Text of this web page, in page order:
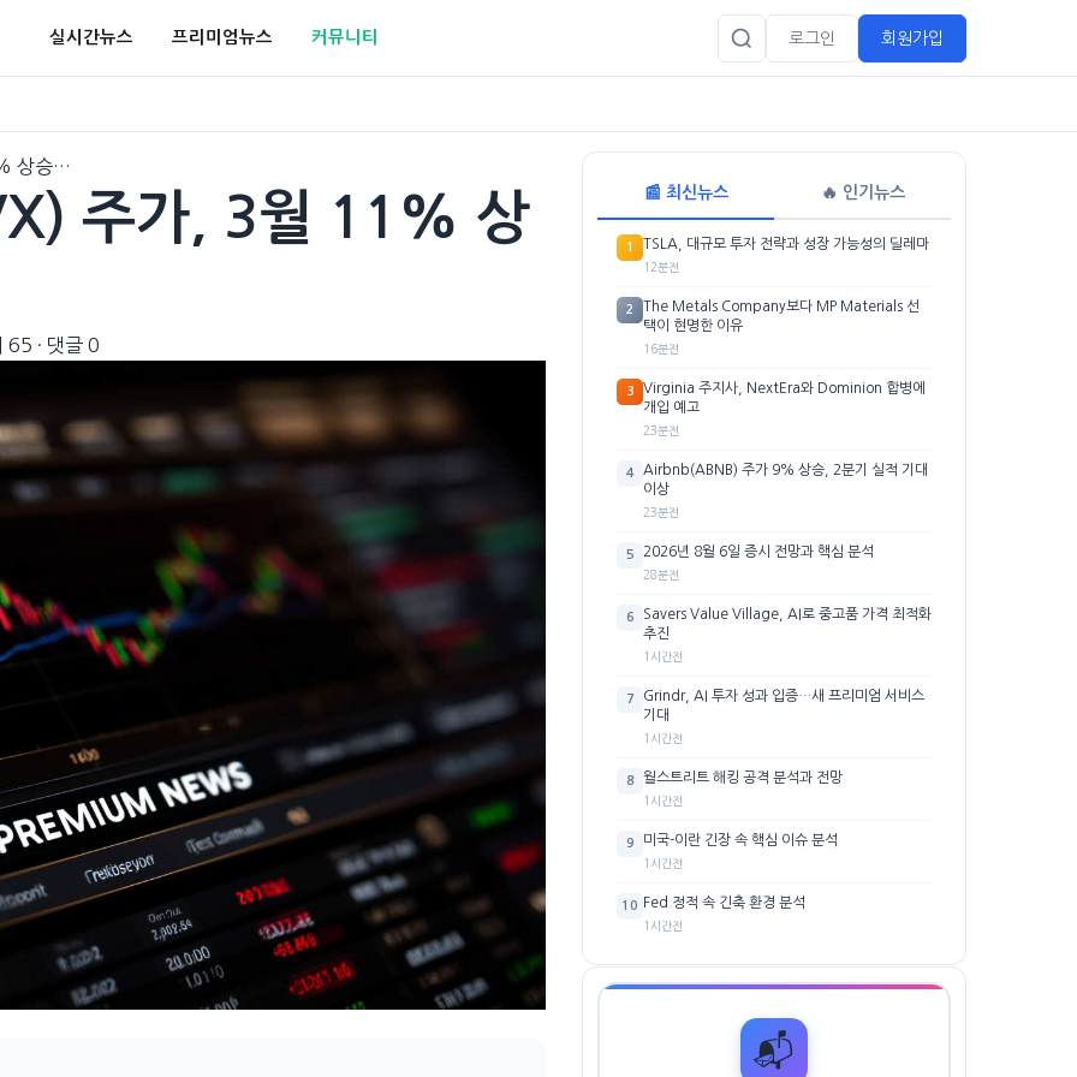
실시간뉴스 프리미엄뉴스 커뮤니티 로그인 회원가입
상승…
주가, 3월 11% 상
65 · 댓글 0
📰 최신뉴스 🔥 인기뉴스
1 TSLA, 대규모 투자 전략과 성장 가능성의 딜레마
12분전
2
The Metals Company보다 MP Materials 선
택이 현명한 이유
16분전
3
Virginia 주지사, NextEra와 Dominion 합병에
개입 예고
23분전
4
Airbnb(ABNB) 주가 9% 상승, 2분기 실적 기대
이상
23분전
5 2026년 8월 6일 증시 전망과 핵심 분석
28분전
6
Savers Value Village, AI로 중고품 가격 최적화
추진
1시간전
7
Grindr, AI 투자 성과 입증…새 프리미엄 서비스
기대
1시간전
8 월스트리트 해킹 공격 분석과 전망
1시간전
9 미국-이란 긴장 속 핵심 이슈 분석
1시간전
10 Fed 정적 속 긴축 환경 분석
1시간전
📬